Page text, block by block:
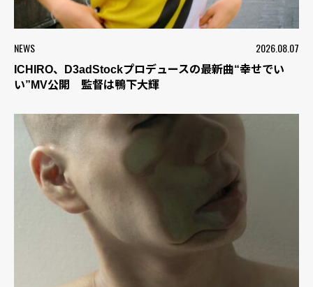
NEWS 2026.08.07
ICHIRO、D3adStockプロデュースの最新曲“幸せでい
い”MV公開 監督は鴨下大輝